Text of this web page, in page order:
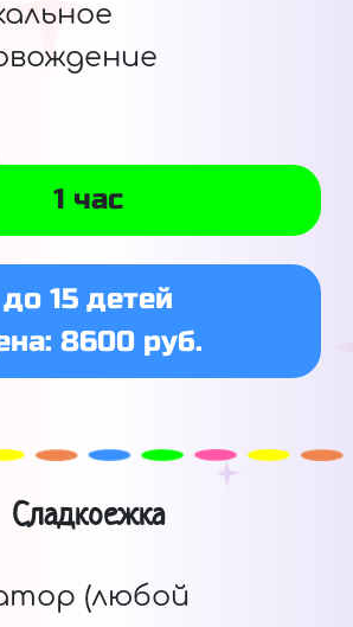
1 час
до 15 детей
8600 руб.
Сладкоежка
(любой